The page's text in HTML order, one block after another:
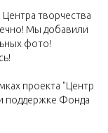
творчества
Мы добавили
фото!
проекта "Центр
поддержке Фонда